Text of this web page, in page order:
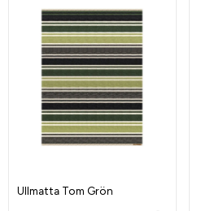
Ullmatta Tom Grön